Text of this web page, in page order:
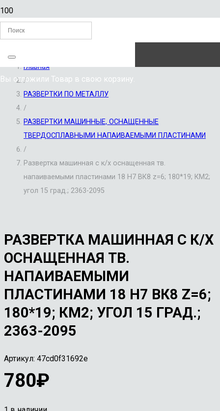
ЗАКАЗАТЬ ЗВОНОК
Вы отложили Товар в свою корзину.
Главная
/
РАЗВЕРТКИ ПО МЕТАЛЛУ
/
РАЗВЕРТКИ МАШИННЫЕ, ОСНАЩЕННЫЕ
ТВЕРДОСПЛАВНЫМИ НАПАИВАЕМЫМИ ПЛАСТИНАМИ
/
Развертка машинная с к/х оснащенная тв.
напаиваемыми пластинами 18 Н7 ВК8 z=6; 180*19; КМ2;
угол 15 град.; 2363-2095
РАЗВЕРТКА МАШИННАЯ С К/Х
ОСНАЩЕННАЯ ТВ.
НАПАИВАЕМЫМИ
ПЛАСТИНАМИ 18 Н7 ВК8 Z=6;
180*19; КМ2; УГОЛ 15 ГРАД.;
2363-2095
Артикул: 47cd0f31692e
780₽